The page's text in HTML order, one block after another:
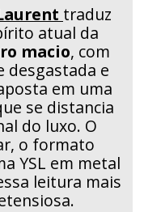
traduz
atual da
macio, com
desgastada e
em uma
se distancia
do luxo. O
o formato
YSL em metal
leitura mais